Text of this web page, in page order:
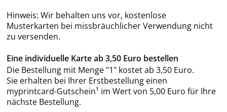
Hinweis: Wir behalten uns vor, kostenlose
Musterkarten bei missbräuchlicher Verwendung nicht
zu versenden.
Eine individuelle Karte ab 3,50 Euro bestellen
Die Bestellung mit Menge "1" kostet ab 3,50 Euro.
Sie erhalten bei Ihrer Erstbestellung einen
myprintcard-Gutschein¹ im Wert von 5,00 Euro für Ihre
nächste Bestellung.